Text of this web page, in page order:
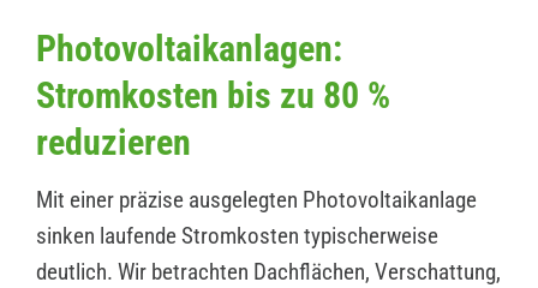
Photovoltaikanlagen:
Stromkosten bis zu 80 %
reduzieren
Mit einer präzise ausgelegten Photovoltaikanlage
sinken laufende Stromkosten typischerweise
deutlich. Wir betrachten Dachflächen, Verschattung,